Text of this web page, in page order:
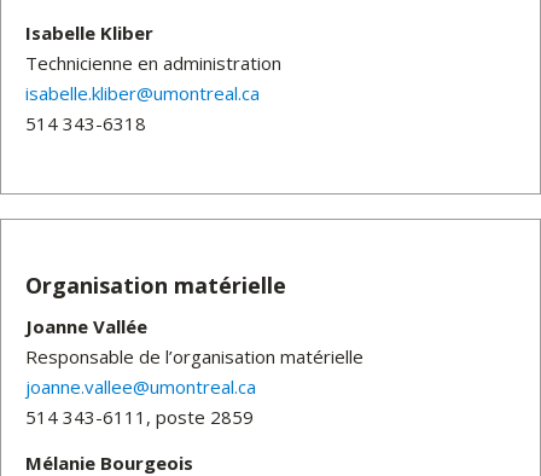
Isabelle Kliber
Technicienne en administration
isabelle.kliber@umontreal.ca
514 343-6318
Organisation matérielle
Joanne Vallée
Responsable de l’organisation matérielle
joanne.vallee@umontreal.ca
514 343-6111, poste 2859
Mélanie Bourgeois